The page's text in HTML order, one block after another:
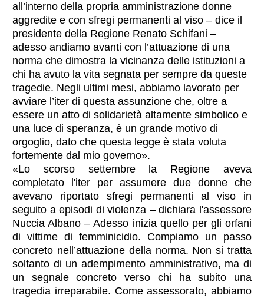
all’interno della propria amministrazione donne
aggredite e con sfregi permanenti al viso – dice il
presidente della Regione Renato Schifani –
adesso andiamo avanti con l’attuazione di una
norma che dimostra la vicinanza delle istituzioni a
chi ha avuto la vita segnata per sempre da queste
tragedie. Negli ultimi mesi, abbiamo lavorato per
avviare l’iter di questa assunzione che, oltre a
essere un atto di solidarietà altamente simbolico e
una luce di speranza, è un grande motivo di
orgoglio, dato che questa legge è stata voluta
fortemente dal mio governo».
«Lo scorso settembre la Regione aveva
completato l'iter per assumere due donne che
avevano riportato sfregi permanenti al viso in
seguito a episodi di violenza – dichiara l'assessore
Nuccia Albano – Adesso inizia quello per gli orfani
di vittime di femminicidio. Compiamo un passo
concreto nell’attuazione della norma. Non si tratta
soltanto di un adempimento amministrativo, ma di
un segnale concreto verso chi ha subito una
tragedia irreparabile. Come assessorato, abbiamo